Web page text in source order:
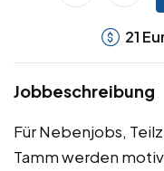
21
Jobbeschreibung
Für Nebenjobs,
Tamm werden